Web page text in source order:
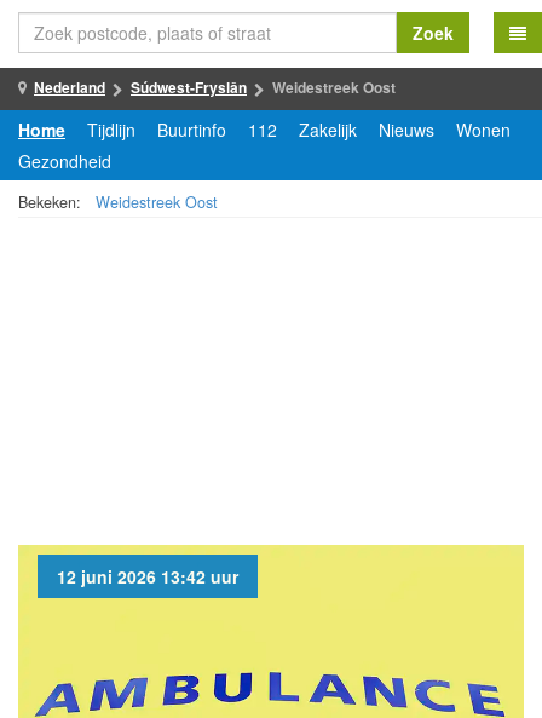
Zoek
Nederland Súdwest-Fryslân Weidestreek Oost
Home Tijdlijn Buurtinfo 112 Zakelijk Nieuws
Wonen
Gezondheid
Bekeken: Weidestreek Oost
12 juni 2026 13:42 uur